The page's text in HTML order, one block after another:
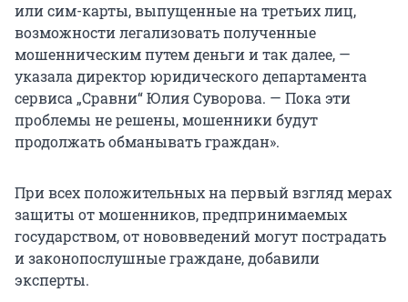
или сим-карты, выпущенные на третьих лиц,
возможности легализовать полученные
мошенническим путем деньги и так далее, —
указала директор юридического департамента
сервиса „Сравни“ Юлия Суворова. — Пока эти
проблемы не решены, мошенники будут
продолжать обманывать граждан».
При всех положительных на первый взгляд мерах
защиты от мошенников, предпринимаемых
государством, от нововведений могут пострадать
и законопослушные граждане, добавили
эксперты.